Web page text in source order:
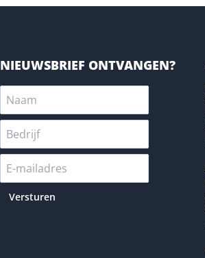
NIEUWSBRIEF ONTVANGEN?
Versturen